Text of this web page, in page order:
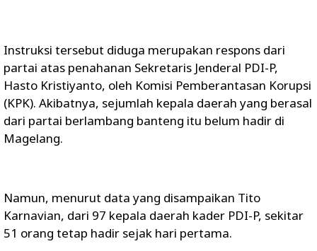
Instruksi tersebut diduga merupakan respons dari
partai atas penahanan Sekretaris Jenderal PDI-P,
Hasto Kristiyanto, oleh Komisi Pemberantasan Korupsi
(KPK). Akibatnya, sejumlah kepala daerah yang berasal
dari partai berlambang banteng itu belum hadir di
Magelang.
Namun, menurut data yang disampaikan Tito
Karnavian, dari 97 kepala daerah kader PDI-P, sekitar
51 orang tetap hadir sejak hari pertama.